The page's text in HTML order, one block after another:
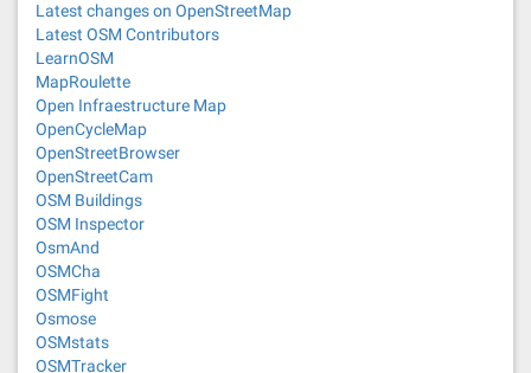
Latest changes on OpenStreetMap
Latest OSM Contributors
LearnOSM
MapRoulette
Open Infraestructure Map
OpenCycleMap
OpenStreetBrowser
OpenStreetCam
OSM Buildings
OSM Inspector
OsmAnd
OSMCha
OSMFight
Osmose
OSMstats
OSMTracker